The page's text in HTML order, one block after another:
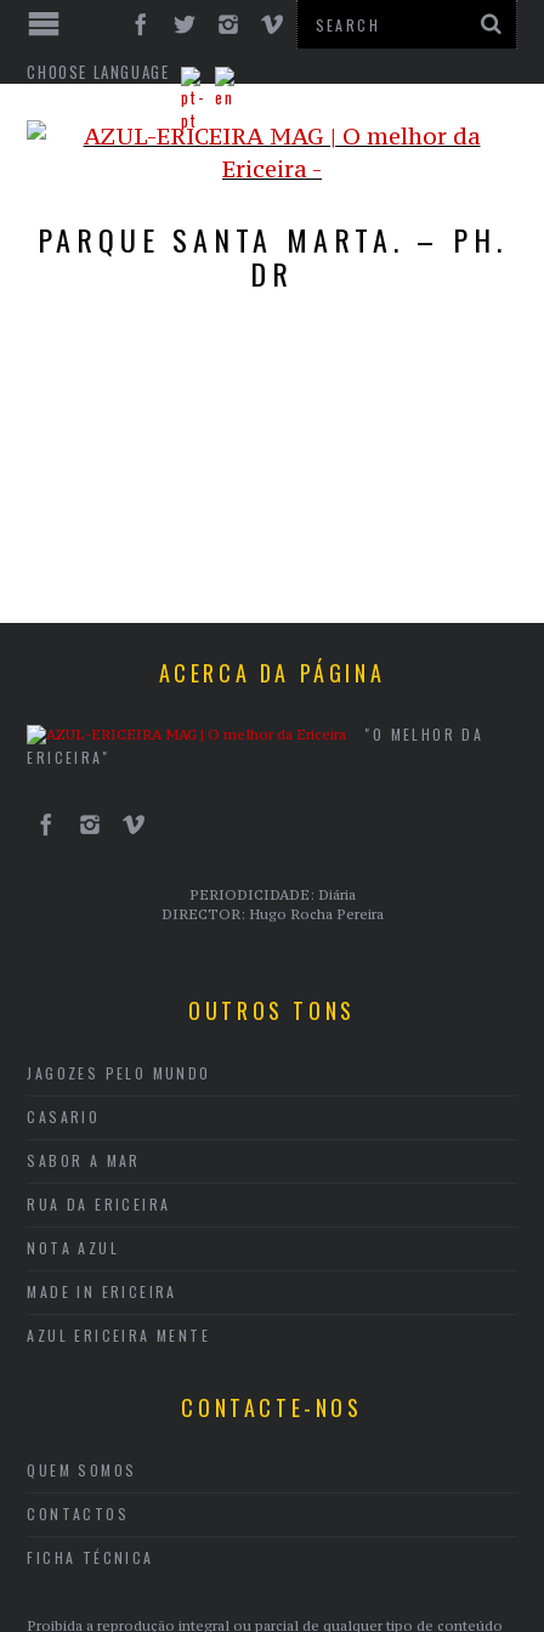
CHOOSE LANGUAGE
PARQUE SANTA MARTA. – PH.
DR
ACERCA DA PÁGINA
"O MELHOR DA
ERICEIRA"
PERIODICIDADE: Diária
DIRECTOR: Hugo Rocha Pereira
OUTROS TONS
JAGOZES PELO MUNDO
CASARIO
SABOR A MAR
RUA DA ERICEIRA
NOTA AZUL
MADE IN ERICEIRA
AZUL ERICEIRA MENTE
CONTACTE-NOS
QUEM SOMOS
CONTACTOS
FICHA TÉCNICA
Proibida a reprodução integral ou parcial de qualquer tipo de conteúdo